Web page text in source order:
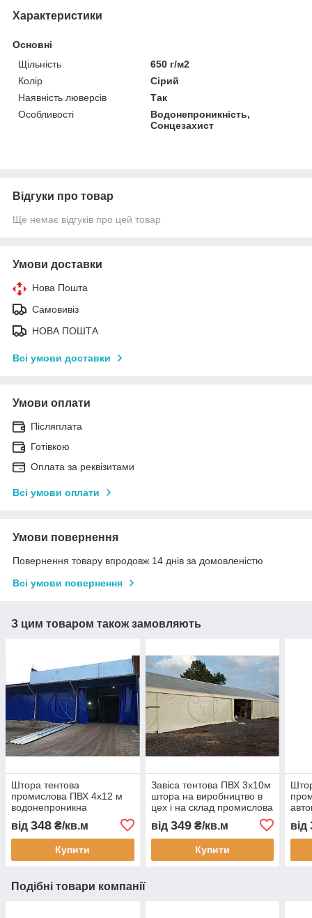
Характеристики
Основні
Щільність
650 г/м2
Колір
Сірий
Наявність люверсів
Так
Особливості
Водонепроникність,
Сонцезахист
Відгуки про товар
Ще немає відгуків про цей товар
Умови доставки
Нова Пошта
Самовивіз
НОВА ПОШТА
Всі умови доставки
Умови оплати
Післяплата
Готівкою
Оплата за реквізитами
Всі умови оплати
Умови повернення
Повернення товару впродовж 14 днів за домовленістю
Всі умови повернення
З цим товаром також замовляють
Штора тентова
промислова ПВХ 4х12 м
водонепроникна
перегородка для складу
цеху автомийки та СТО
від 348 ₴/кв.м
Купити
Завіса тентова ПВХ 3х10м
штора на виробництво в
цех і на склад промислова
водонепроникна завіса
ПВХ для СТО
від 349₴/кв.м
Купити
від
Подібні товари компанії